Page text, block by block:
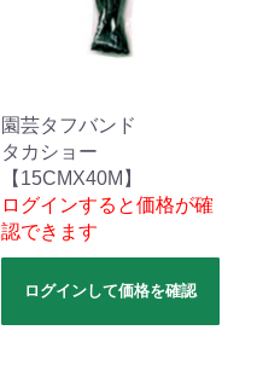
園芸タフバンド
タカショー
【15CMX40M】
ログインすると価格が確
認できます
ログインして価格を確認